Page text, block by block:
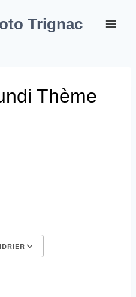
Trignac
Thème